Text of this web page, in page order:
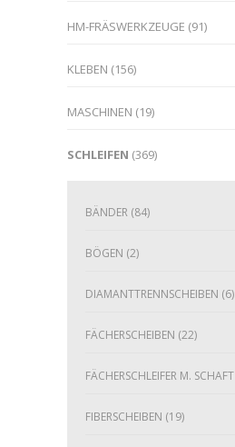
HM-FRÄSWERKZEUGE (91)
KLEBEN (156)
MASCHINEN (19)
SCHLEIFEN (369)
BÄNDER (84)
BÖGEN (2)
DIAMANTTRENNSCHEIBEN (6)
FÄCHERSCHEIBEN (22)
FÄCHERSCHLEIFER M. SCHAFT
FIBERSCHEIBEN (19)